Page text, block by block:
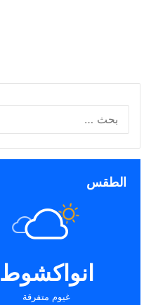
الطقس
انواكشوط
غيوم متفرقة